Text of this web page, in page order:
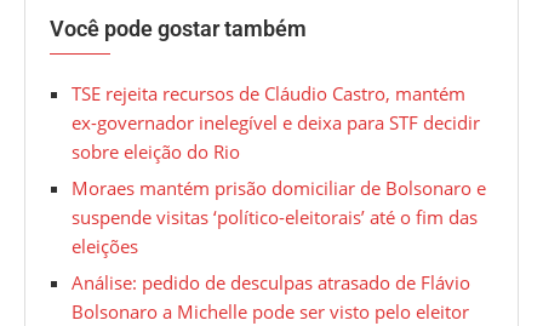
Você pode gostar também
TSE rejeita recursos de Cláudio Castro, mantém
ex-governador inelegível e deixa para STF decidir
sobre eleição do Rio
Moraes mantém prisão domiciliar de Bolsonaro e
suspende visitas ‘político-eleitorais’ até o fim das
eleições
Análise: pedido de desculpas atrasado de Flávio
Bolsonaro a Michelle pode ser visto pelo eleitor